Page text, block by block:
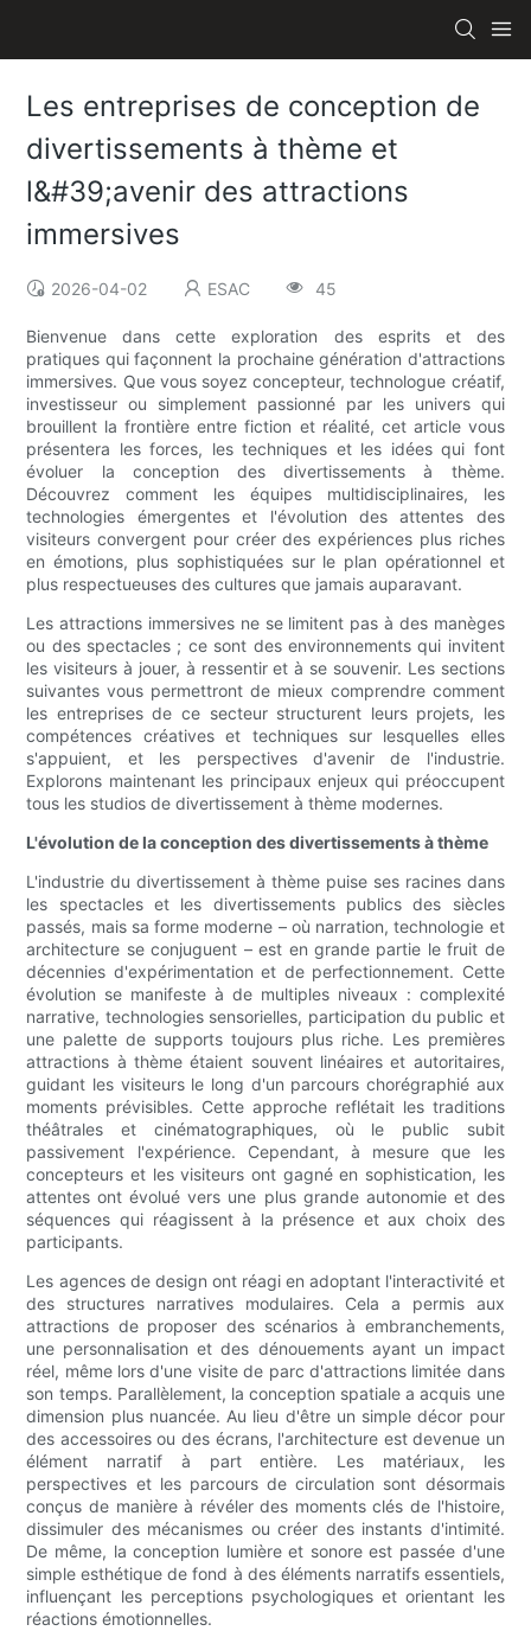
Les entreprises de conception de
divertissements à thème et
l&#39;avenir des attractions
immersives
2026-04-02 ESAC 45
Bienvenue dans cette exploration des esprits et des
pratiques qui façonnent la prochaine génération d'attractions
immersives. Que vous soyez concepteur, technologue créatif,
investisseur ou simplement passionné par les univers qui
brouillent la frontière entre fiction et réalité, cet article vous
présentera les forces, les techniques et les idées qui font
évoluer la conception des divertissements à thème.
Découvrez comment les équipes multidisciplinaires, les
technologies émergentes et l'évolution des attentes des
visiteurs convergent pour créer des expériences plus riches
en émotions, plus sophistiquées sur le plan opérationnel et
plus respectueuses des cultures que jamais auparavant.
Les attractions immersives ne se limitent pas à des manèges
ou des spectacles ; ce sont des environnements qui invitent
les visiteurs à jouer, à ressentir et à se souvenir. Les sections
suivantes vous permettront de mieux comprendre comment
les entreprises de ce secteur structurent leurs projets, les
compétences créatives et techniques sur lesquelles elles
s'appuient, et les perspectives d'avenir de l'industrie.
Explorons maintenant les principaux enjeux qui préoccupent
tous les studios de divertissement à thème modernes.
L'évolution de la conception des divertissements à thème
L'industrie du divertissement à thème puise ses racines dans
les spectacles et les divertissements publics des siècles
passés, mais sa forme moderne – où narration, technologie et
architecture se conjuguent – ​​est en grande partie le fruit de
décennies d'expérimentation et de perfectionnement. Cette
évolution se manifeste à de multiples niveaux : complexité
narrative, technologies sensorielles, participation du public et
une palette de supports toujours plus riche. Les premières
attractions à thème étaient souvent linéaires et autoritaires,
guidant les visiteurs le long d'un parcours chorégraphié aux
moments prévisibles. Cette approche reflétait les traditions
théâtrales et cinématographiques, où le public subit
passivement l'expérience. Cependant, à mesure que les
concepteurs et les visiteurs ont gagné en sophistication, les
attentes ont évolué vers une plus grande autonomie et des
séquences qui réagissent à la présence et aux choix des
participants.
Les agences de design ont réagi en adoptant l'interactivité et
des structures narratives modulaires. Cela a permis aux
attractions de proposer des scénarios à embranchements,
une personnalisation et des dénouements ayant un impact
réel, même lors d'une visite de parc d'attractions limitée dans
son temps. Parallèlement, la conception spatiale a acquis une
dimension plus nuancée. Au lieu d'être un simple décor pour
des accessoires ou des écrans, l'architecture est devenue un
élément narratif à part entière. Les matériaux, les
perspectives et les parcours de circulation sont désormais
conçus de manière à révéler des moments clés de l'histoire,
dissimuler des mécanismes ou créer des instants d'intimité.
De même, la conception lumière et sonore est passée d'une
simple esthétique de fond à des éléments narratifs essentiels,
influençant les perceptions psychologiques et orientant les
réactions émotionnelles.